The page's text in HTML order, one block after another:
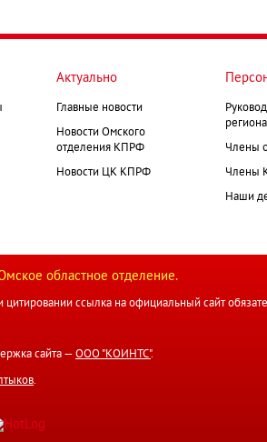
Актуально
Главные новости
Новости Омского
отделения КПРФ
Новости ЦК КПРФ
Члены
Члены
Наши
областное отделение.
цитировании ссылка на официальный сайт
сайта — ООО "КОИНТС".
.